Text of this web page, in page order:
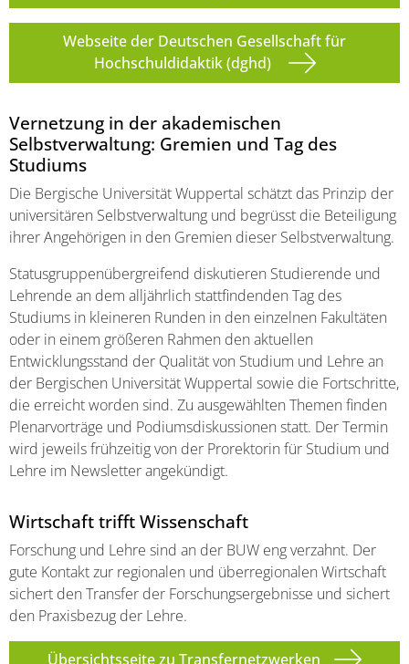
Webseite der Deutschen Gesellschaft für
Hochschuldidaktik (dghd)
Vernetzung in der akademischen
Selbstverwaltung: Gremien und Tag des
Studiums
Die Bergische Universität Wuppertal schätzt das Prinzip der
universitären Selbstverwaltung und begrüsst die Beteiligung
ihrer Angehörigen in den Gremien dieser Selbstverwaltung.
Statusgruppenübergreifend diskutieren Studierende und
Lehrende an dem alljährlich stattfindenden Tag des
Studiums in kleineren Runden in den einzelnen Fakultäten
oder in einem größeren Rahmen den aktuellen
Entwicklungsstand der Qualität von Studium und Lehre an
der Bergischen Universität Wuppertal sowie die Fortschritte,
die erreicht worden sind. Zu ausgewählten Themen finden
Plenarvorträge und Podiumsdiskussionen statt. Der Termin
wird jeweils frühzeitig von der Prorektorin für Studium und
Lehre im Newsletter angekündigt.
Wirtschaft trifft Wissenschaft
Forschung und Lehre sind an der BUW eng verzahnt. Der
gute Kontakt zur regionalen und überregionalen Wirtschaft
sichert den Transfer der Forschungsergebnisse und sichert
den Praxisbezug der Lehre.
Übersichtsseite zu Transfernetzwerken